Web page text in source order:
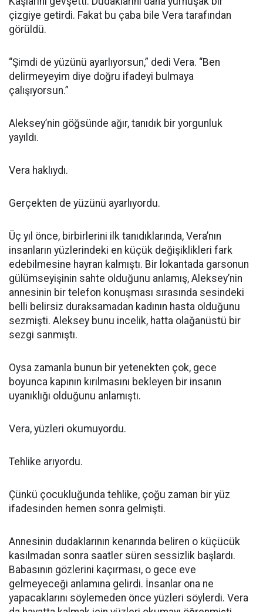
çizgiye getirdi. Fakat bu çaba bile Vera tarafından
görüldü.
“Şimdi de yüzünü ayarlıyorsun,” dedi Vera. “Ben
delirmeyeyim diye doğru ifadeyi bulmaya
çalışıyorsun.”
Aleksey’nin göğsünde ağır, tanıdık bir yorgunluk
yayıldı.
Vera haklıydı.
Gerçekten de yüzünü ayarlıyordu.
Üç yıl önce, birbirlerini ilk tanıdıklarında, Vera’nın
insanların yüzlerindeki en küçük değişiklikleri fark
edebilmesine hayran kalmıştı. Bir lokantada garsonun
gülümseyişinin sahte olduğunu anlamış, Aleksey’nin
annesinin bir telefon konuşması sırasında sesindeki
belli belirsiz duraksamadan kadının hasta olduğunu
sezmişti. Aleksey bunu incelik, hatta olağanüstü bir
sezgi sanmıştı.
Oysa zamanla bunun bir yetenekten çok, gece
boyunca kapının kırılmasını bekleyen bir insanın
uyanıklığı olduğunu anlamıştı.
Vera, yüzleri okumuyordu.
Tehlike arıyordu.
Çünkü çocukluğunda tehlike, çoğu zaman bir yüz
ifadesinden hemen sonra gelmişti.
Annesinin dudaklarının kenarında beliren o küçücük
kasılmadan sonra saatler süren sessizlik başlardı.
Babasının gözlerini kaçırması, o gece eve
gelmeyeceği anlamına gelirdi. İnsanlar ona ne
yapacaklarını söylemeden önce yüzleri söylerdi. Vera